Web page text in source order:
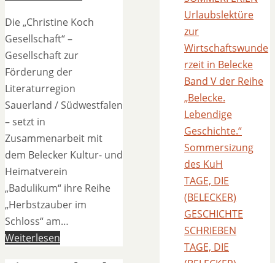
Die „Christine Koch
Gesellschaft“ –
Gesellschaft zur
Förderung der
Literaturregion
Sauerland / Südwestfalen
– setzt in
Zusammenarbeit mit
dem Belecker Kultur- und
Heimatverein
„Badulikum“ ihre Reihe
„Herbstzauber im
Schloss“ am…
Weiterlesen
Urlaubslektüre
zur
Wirtschaftswunde
rzeit in Belecke
Band V der Reihe
„Belecke.
Lebendige
Geschichte.“
Sommersizung
des KuH
TAGE, DIE
(BELECKER)
GESCHICHTE
SCHRIEBEN
TAGE, DIE